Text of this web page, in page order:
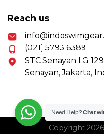
Reach us
(021) 5793 6389
STC Senayan LG
Senayan, Jakarta,
Copyright
Need Help?Chat